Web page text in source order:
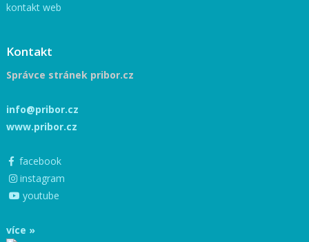
kontakt web
Kontakt
Správce stránek pribor.cz
info@pribor.cz
www.pribor.cz
facebook
instagram
youtube
více »